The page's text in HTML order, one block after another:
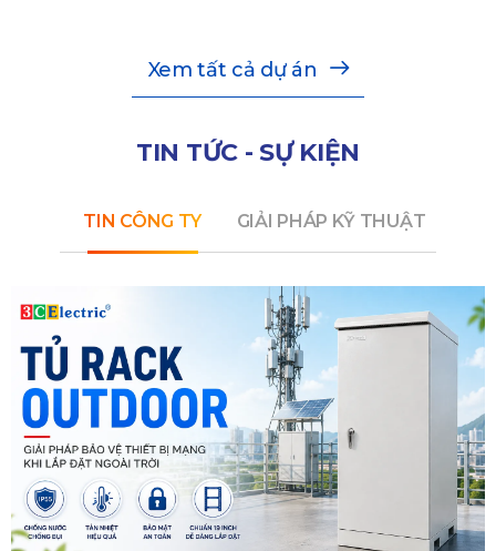
Xem tất cả dự án
TIN TỨC - SỰ KIỆN
TIN CÔNG TY GIẢI PHÁP KỸ THUẬT